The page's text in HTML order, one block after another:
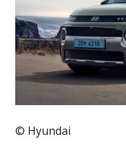
© Hyundai